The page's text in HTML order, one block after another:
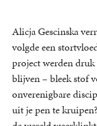
Alicja Gescinska
volgde een
project werden
blijven – bleek stof
onverenigbare
uit je pen te